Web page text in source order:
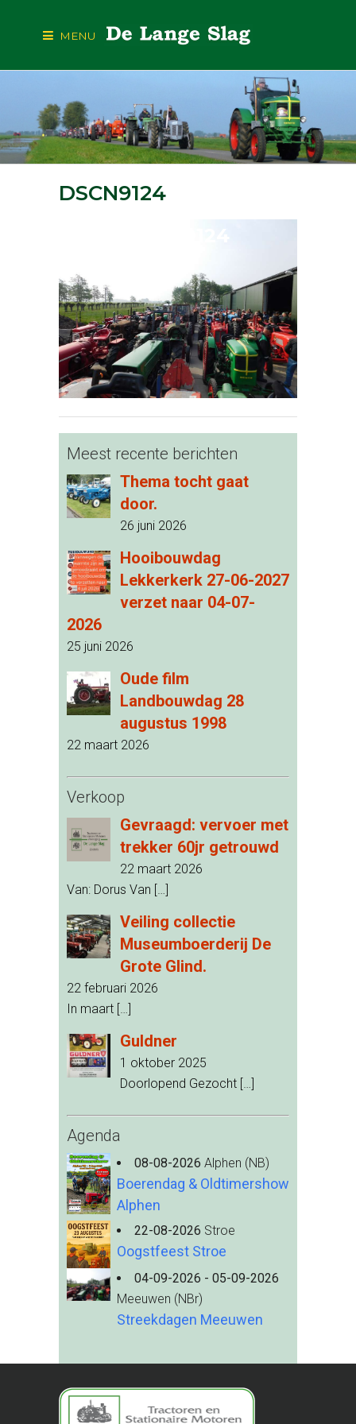
MENU
DSCN9124
Meest recente berichten
Thema tocht gaat
door.
26 juni 2026
Hooibouwdag
Lekkerkerk 27-06-2027
verzet naar 04-07-
2026
25 juni 2026
Oude film
Landbouwdag 28
augustus 1998
22 maart 2026
Verkoop
Gevraagd: vervoer met
trekker 60jr getrouwd
22 maart 2026
Van: Dorus Van […]
Veiling collectie
Museumboerderij De
Grote Glind.
22 februari 2026
In maart […]
Guldner
1 oktober 2025
Doorlopend Gezocht […]
Agenda
08-08-2026 Alphen (NB)
Boerendag & Oldtimershow
Alphen
22-08-2026 Stroe
Oogstfeest Stroe
04-09-2026 - 05-09-2026
Meeuwen (NBr)
Streekdagen Meeuwen